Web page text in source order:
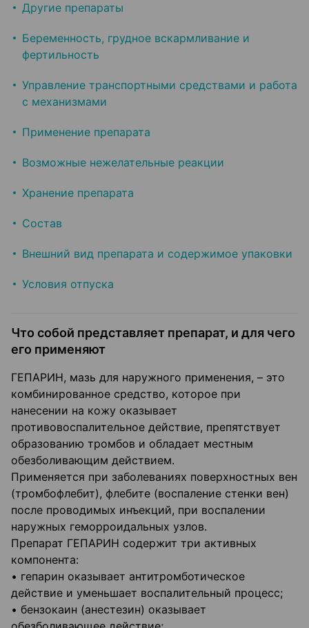
Другие препараты
Беременность, грудное вскармливание и
фертильность
Управление транспортными средствами и работа
с механизмами
Применение препарата
Возможные нежелательные реакции
Хранение препарата
Состав
Внешний вид препарата и содержимое упаковки
Условия отпуска
Что собой представляет препарат, и для чего
его применяют
ГЕПАРИН, мазь для наружного применения, – это
комбинированное средство, которое при
нанесении на кожу оказывает
противовоспалительное действие, препятствует
образованию тромбов и обладает местным
обезболивающим действием.
Применяется при заболеваниях поверхностных вен
(тромбофлебит), флебите (воспаление стенки вен)
после проводимых инъекций, при воспалении
наружных геморроидальных узлов.
Препарат ГЕПАРИН содержит три активных
компонента:
• гепарин оказывает антитромботическое
действие и уменьшает воспалительный процесс;
• бензокаин (анестезин) оказывает